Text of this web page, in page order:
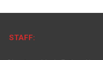
STAFF: